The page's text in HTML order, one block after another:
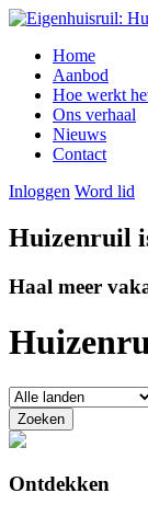
Home
Aanbod
Hoe werkt
Ons verhaal
Nieuws
Contact
Inloggen Word lid
Huizenruil
Haal meer
Zoeken
Ontdekken